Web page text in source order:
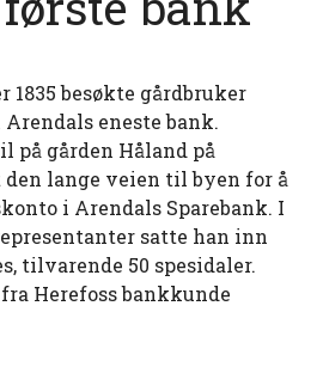
1835 besøkte gårdbruker
eneste bank.
på gården Håland på
den lange veien til byen for å
i Arendals Sparebank. I
satte han inn
tilvarende 50 spesidaler.
Herefoss bankkunde